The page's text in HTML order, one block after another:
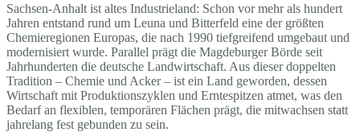
Sachsen-Anhalt ist altes Industrieland: Schon vor mehr als hundert
Jahren entstand rund um Leuna und Bitterfeld eine der größten
Chemieregionen Europas, die nach 1990 tiefgreifend umgebaut und
modernisiert wurde. Parallel prägt die Magdeburger Börde seit
Jahrhunderten die deutsche Landwirtschaft. Aus dieser doppelten
Tradition – Chemie und Acker – ist ein Land geworden, dessen
Wirtschaft mit Produktionszyklen und Erntespitzen atmet, was den
Bedarf an flexiblen, temporären Flächen prägt, die mitwachsen statt
jahrelang fest gebunden zu sein.